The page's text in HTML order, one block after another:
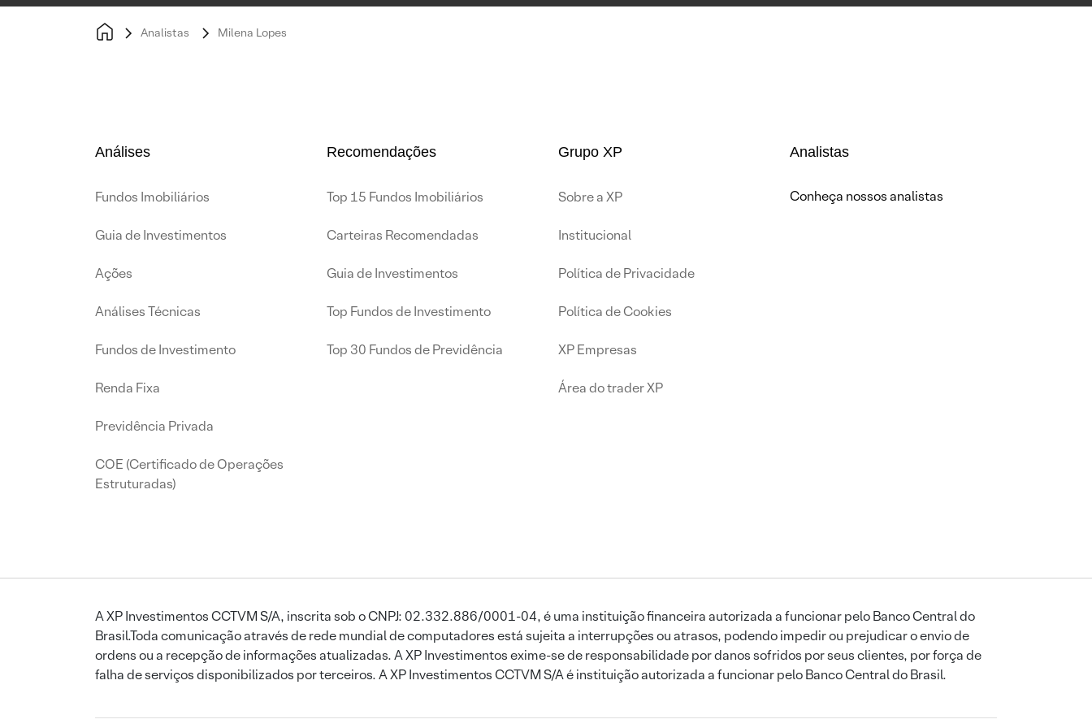
Analistas Milena Lopes
Análises
Fundos Imobiliários
Guia de Investimentos
Ações
Análises Técnicas
Fundos de Investimento
Renda Fixa
Previdência Privada
COE (Certificado de Operações
Estruturadas)
Recomendações
Top 15 Fundos Imobiliários
Carteiras Recomendadas
Guia de Investimentos
Top Fundos de Investimento
Top 30 Fundos de Previdência
Grupo XP
Sobre a XP
Institucional
Política de Privacidade
Política de Cookies
XP Empresas
Área do trader XP
Analistas
Conheça nossos analistas
A XP Investimentos CCTVM S/A, inscrita sob o CNPJ: 02.332.886/0001-04, é uma instituição financeira autorizada a funcionar pelo Banco Central do
Brasil.Toda comunicação através de rede mundial de computadores está sujeita a interrupções ou atrasos, podendo impedir ou prejudicar o envio de
ordens ou a recepção de informações atualizadas. A XP Investimentos exime-se de responsabilidade por danos sofridos por seus clientes, por força de
falha de serviços disponibilizados por terceiros. A XP Investimentos CCTVM S/A é instituição autorizada a funcionar pelo Banco Central do Brasil.